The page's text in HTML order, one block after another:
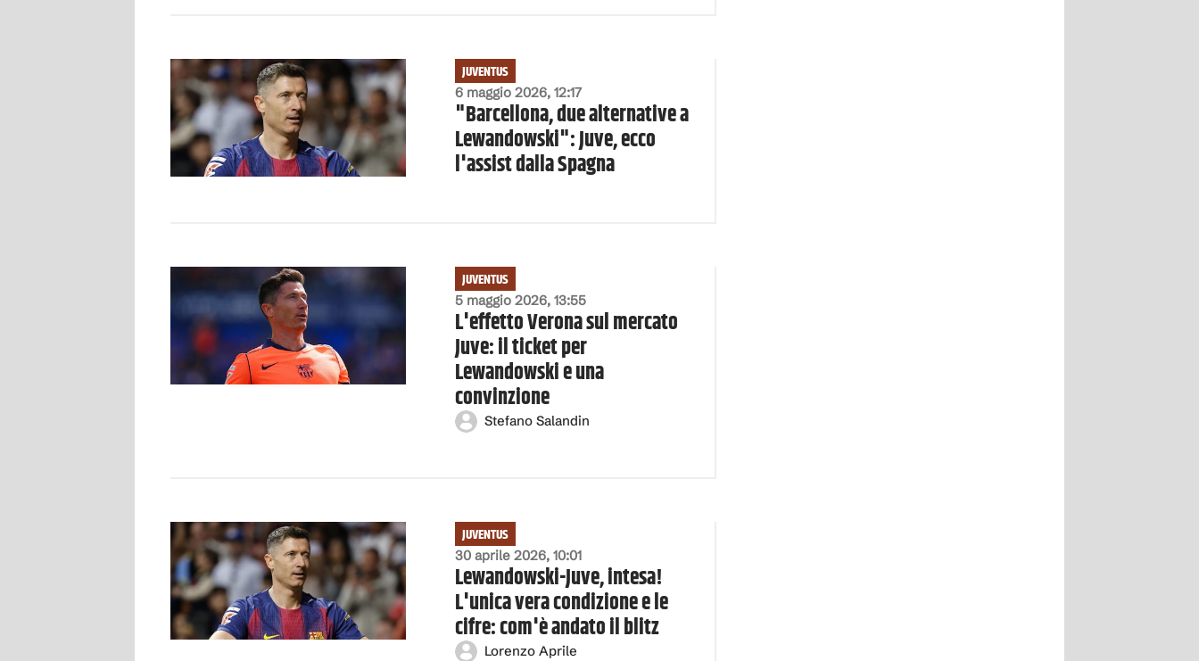
6 maggio 2026, 12:17
JUVENTUS
"Barcellona, due alternative a
Lewandowski": Juve, ecco
l'assist dalla Spagna
5 maggio 2026, 13:55
JUVENTUS
L'effetto Verona sul mercato
Juve: il ticket per
Lewandowski e una
convinzione
Stefano Salandin
30 aprile 2026, 10:01
JUVENTUS
Lewandowski-Juve, intesa!
L'unica vera condizione e le
cifre: com'è andato il blitz
Lorenzo Aprile